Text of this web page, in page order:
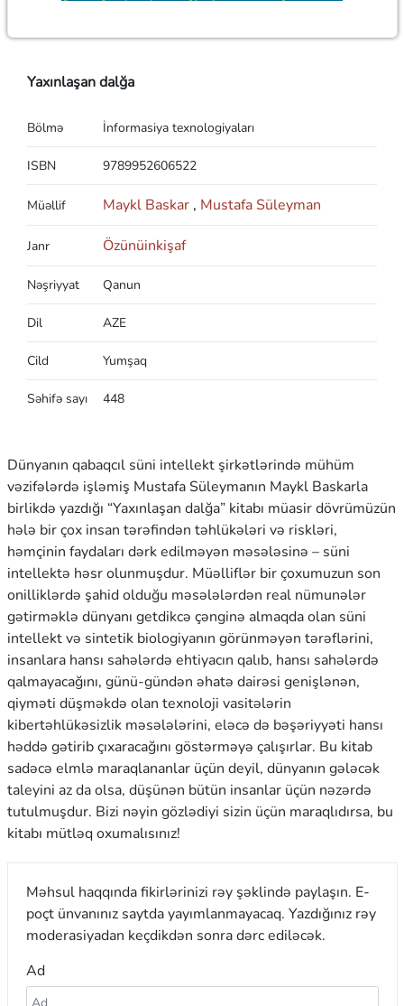
Yaxınlaşan dalğa
Bölmə İnformasiya texnologiyaları
ISBN 9789952606522
Müəllif Maykl Baskar , Mustafa Süleyman
Janr Özünüinkişaf
Nəşriyyat Qanun
Dil AZE
Cild Yumşaq
Səhifə sayı 448
Dünyanın qabaqcıl süni intellekt şirkətlərində mühüm
vəzifələrdə işləmiş Mustafa Süleymanın Maykl Baskarla
birlikdə yazdığı “Yaxınlaşan dalğa” kitabı müasir dövrümüzün
hələ bir çox insan tərəfindən təhlükələri və riskləri,
həmçinin faydaları dərk edilməyən məsələsinə – süni
intellektə həsr olunmuşdur. Müəlliflər bir çoxumuzun son
onilliklərdə şahid olduğu məsələlərdən real nümunələr
gətirməklə dünyanı getdikcə çənginə almaqda olan süni
intellekt və sintetik biologiyanın görünməyən tərəflərini,
insanlara hansı sahələrdə ehtiyacın qalıb, hansı sahələrdə
qalmayacağını, günü-gündən əhatə dairəsi genişlənən,
qiyməti düşməkdə olan texnoloji vasitələrin
kibertəhlükəsizlik məsələlərini, eləcə də bəşəriyyəti hansı
həddə gətirib çıxaracağını göstərməyə çalışırlar. Bu kitab
sadəcə elmlə maraqlananlar üçün deyil, dünyanın gələcək
taleyini az da olsa, düşünən bütün insanlar üçün nəzərdə
tutulmuşdur. Bizi nəyin gözlədiyi sizin üçün maraqlıdırsa, bu
kitabı mütləq oxumalısınız!
Məhsul haqqında fikirlərinizi rəy şəklində paylaşın. E-
poçt ünvanınız saytda yayımlanmayacaq. Yazdığınız rəy
moderasiyadan keçdikdən sonra dərc ediləcək.
Ad